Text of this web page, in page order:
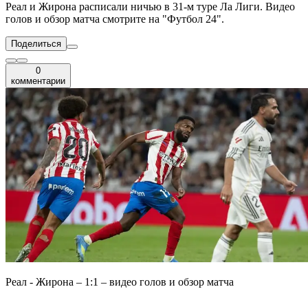
Реал и Жирона расписали ничью в 31-м туре Ла Лиги. Видео
голов и обзор матча смотрите на "Футбол 24".
Поделиться
0
комментарии
Реал - Жирона – 1:1 – видео голов и обзор матча